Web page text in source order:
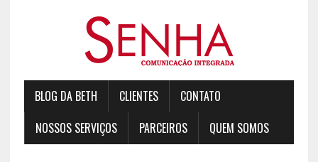
BLOG DA BETH CLIENTES
CONTATO
NOSSOS SERVIÇOS
PARCEIROS QUEM SOMOS